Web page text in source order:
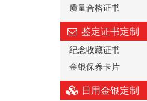
质量合格证书
鉴定证书定制
纪念收藏证书
金银保养卡片
日用金银定制